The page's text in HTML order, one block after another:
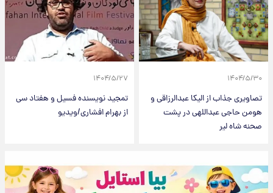
۱۴۰۴/۵/۳۰
تصاویری جذاب از الیکا عبدالرزاقی و
هومن حاجی عبداللهی در پشت
صحنه شاه لیر
۱۴۰۴/۵/۲۷
تمجید نویسنده فسیل و هفتاد سی
از بهرام افشاری/ویدیو